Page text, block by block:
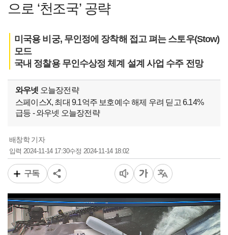
으로 ‘천조국’ 공략
미국용 비궁, 무인정에 장착해 접고 펴는 스토우(Stow)
모드
국내 정찰용 무인수상정 체계 설계 사업 수주 전망
와우넷 오늘장전략
스페이스X, 최대 9.1억주 보호예수 해제 우려 딛고 6.14%
급등 - 와우넷 오늘장전략
배창학 기자
입력2024-11-14 17:30수정 2024-11-14 18:02
구독